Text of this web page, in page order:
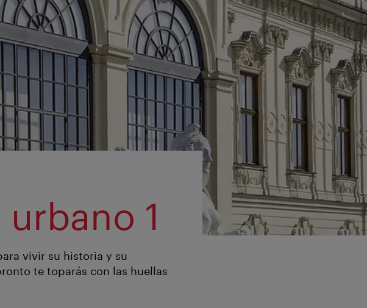
urbano 1
vivir su historia y su
te toparás con las huellas